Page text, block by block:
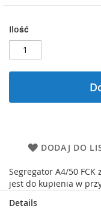
Ilość
DODAJ DO
Segregator A4/50 FCK
jest do kupienia w
Details